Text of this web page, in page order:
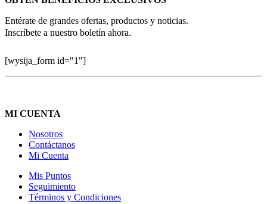
Entérate de grandes ofertas, productos y noticias.
Inscríbete a nuestro boletín ahora.
[wysija_form id="1"]
MI CUENTA
Nosotros
Contáctanos
Mi Cuenta
Mis Puntos
Seguimiento
Términos y Condiciones